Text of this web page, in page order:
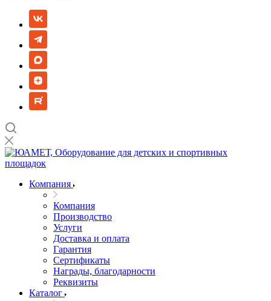
Компания
Компания
Производство
Услуги
Доставка и оплата
Гарантия
Сертификаты
Награды, благодарности
Реквизиты
Каталог